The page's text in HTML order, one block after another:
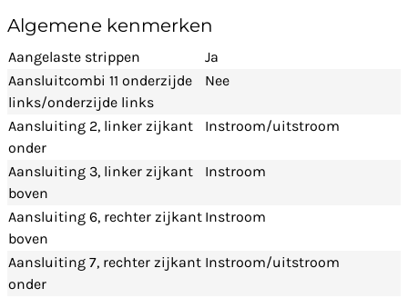
Algemene kenmerken
Aangelaste strippen
Ja
Aansluitcombi 11 onderzijde
links/onderzijde links
Nee
Aansluiting 2, linker zijkant
onder
Instroom/uitstroom
Aansluiting 3, linker zijkant
boven
Instroom
Aansluiting 6, rechter zijkant
boven
Instroom
Aansluiting 7, rechter zijkant
onder
Instroom/uitstroom